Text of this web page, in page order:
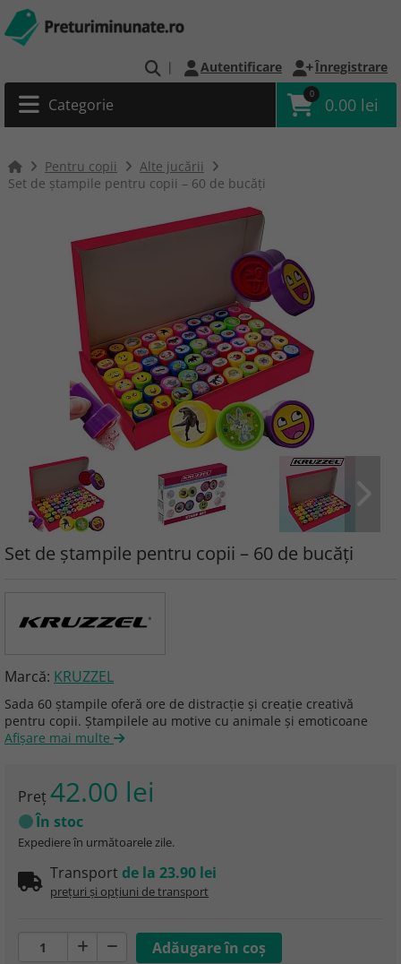
| Autentificare Înregistrare
Categorie
0
0.00 lei
Pentru copii
Alte jucării
Set de ștampile pentru copii – 60 de bucăți
Set de ștampile pentru copii – 60 de bucăți
Marcă: KRUZZEL
Sada 60 ștampile oferă ore de distracție și creație creativă
pentru copii. Ștampilele au motive cu animale și emoticoane
Afişare mai multe
Preţ 42.00 lei
În stoc
Expediere în următoarele zile.
Transport de la 23.90 lei
prețuri și opțiuni de transport